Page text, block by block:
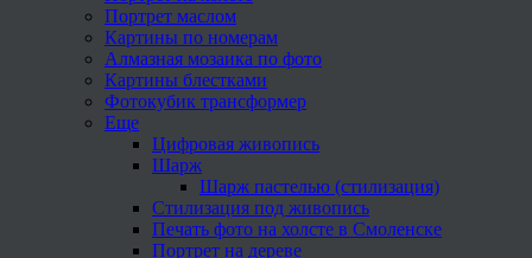
Портрет маслом
Картины по номерам
Алмазная мозаика по фото
Картины блестками
Фотокубик трансформер
Еще
Цифровая живопись
Шарж
Шарж пастелью (стилизация)
Стилизация под живопись
Печать фото на холсте в Смоленске
Портрет на дереве